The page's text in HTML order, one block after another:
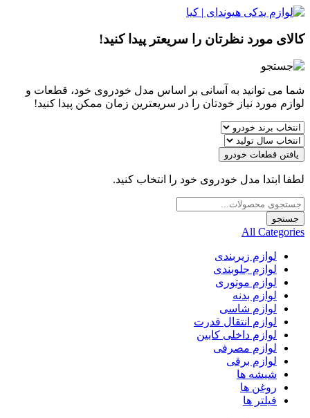
کالای مورد نظرتان را سریعتر پیدا کنید!
شما می توانید به آسانی بر اساس مدل خودروی خود، قطعات و
لوازم مورد نیاز خودتان را در سریعترین زمان ممکن پیدا کنید!
یافتن قطعات خودرو
لطفا ابتدا مدل خودروی خود را انتخاب کنید.
Products
search
جستجو
All Categories
لوازم زیربندی
لوازم جلوبندی
لوازم موتوری
لوازم بدنه
لوازم شاسی
لوازم انتقال قدرت
لوازم داخلی کابین
لوازم مصرفی
لوازم برقی
شیشه ها
روغن ها
فیلتر ها